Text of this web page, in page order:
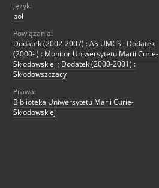
Język:
pol
Powiązania:
Dodatek (2002-2007) : AS UMCS ; Dodatek
(2000- ) : Monitor Uniwersytetu Marii Curie-
Skłodowskiej ; Dodatek (2000-2001) :
Skłodowszczacy
Prawa:
Biblioteka Uniwersytetu Marii Curie-
Skłodowskiej